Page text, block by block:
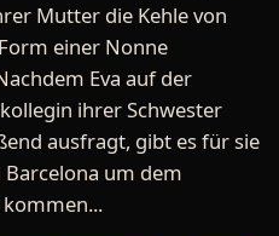
Mutter die Kehle von
einer Nonne
Eva auf der
ihrer Schwester
ausfragt, gibt es für sie
Barcelona um dem